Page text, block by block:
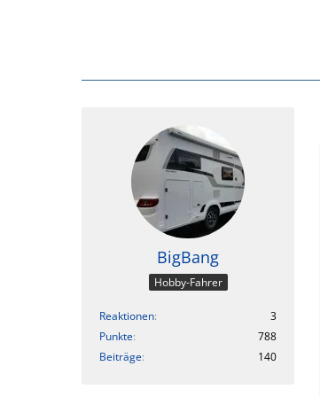
BigBang
Hobby-Fahrer
Reaktionen
3
Punkte
788
Beiträge
140